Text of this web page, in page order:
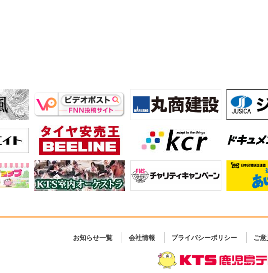
お知らせ一覧 会社情報 プライバシーポリシー ご